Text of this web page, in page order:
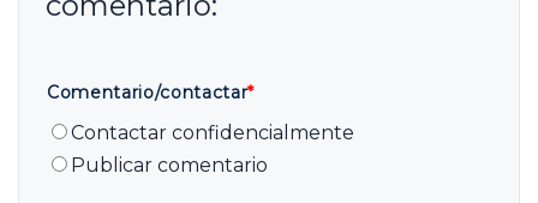
Comentario/contactar*
Contactar confidencialmente
Publicar comentario